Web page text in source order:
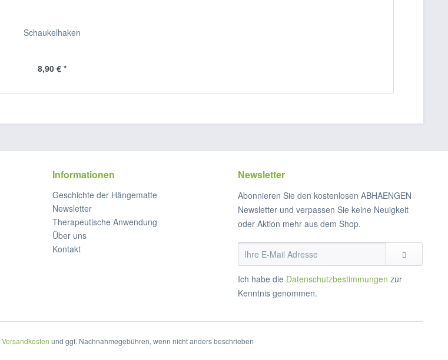
Schaukelhaken
8,90 € *
Informationen
Geschichte der Hängematte
Newsletter
Therapeutische Anwendung
Über uns
Kontakt
Newsletter
Abonnieren Sie den kostenlosen ABHAENGEN
Newsletter und verpassen Sie keine Neuigkeit
oder Aktion mehr aus dem Shop.
Ich habe die Datenschutzbestimmungen zur
Kenntnis genommen.
Versandkosten und ggf. Nachnahmegebühren, wenn nicht anders beschrieben